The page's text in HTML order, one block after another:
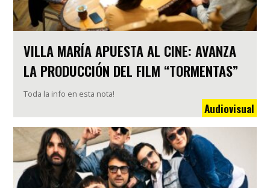
VILLA MARÍA APUESTA AL CINE: AVANZA
LA PRODUCCIÓN DEL FILM “TORMENTAS”
Toda la info en esta nota!
Audiovisual